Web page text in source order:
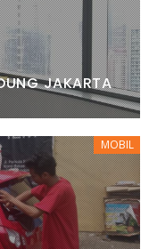
JAKARTA
MOBIL